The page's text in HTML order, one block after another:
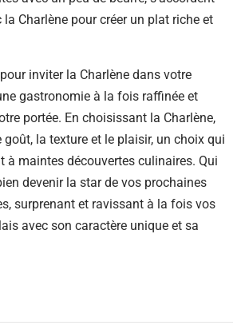
Charlène pour créer un plat riche et
inviter la Charlène dans votre
gastronomie à la fois raffinée et
portée. En choisissant la Charlène,
la texture et le plaisir, un choix qui
à maintes découvertes culinaires. Qui
devenir la star de vos prochaines
surprenant et ravissant à la fois vos
avec son caractère unique et sa